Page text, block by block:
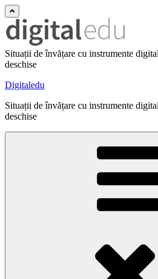
Situații de învățare cu instrumente
deschise
Digitaledu
Situații de învățare cu instrumente
deschise